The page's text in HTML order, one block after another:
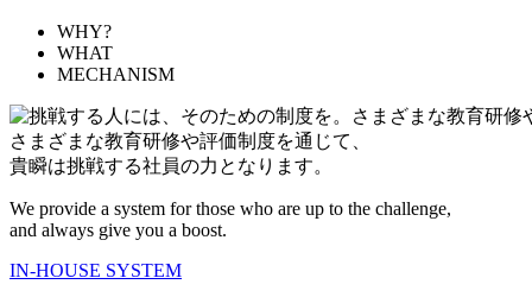
WHY?
WHAT
MECHANISM
さまざまな教育研修や評価制度を通じて、
貴瞬は挑戦する社員の力となります。
We provide a system for those who are up to the challenge,
and always give you a boost.
IN-HOUSE SYSTEM